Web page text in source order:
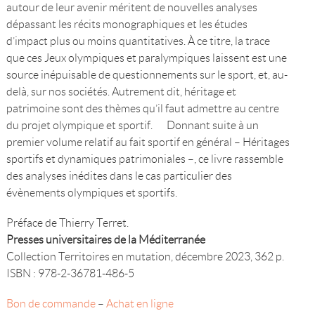
autour de leur avenir méritent de nouvelles analyses
dépassant les récits monographiques et les études
d’impact plus ou moins quantitatives. À ce titre, la trace
que ces Jeux olympiques et paralympiques laissent est une
source inépuisable de questionnements sur le sport, et, au-
delà, sur nos sociétés. Autrement dit, héritage et
patrimoine sont des thèmes qu’il faut admettre au centre
du projet olympique et sportif. Donnant suite à un
premier volume relatif au fait sportif en général – Héritages
sportifs et dynamiques patrimoniales –, ce livre rassemble
des analyses inédites dans le cas particulier des
évènements olympiques et sportifs.
Préface de Thierry Terret.
Presses universitaires de la Méditerranée
Collection Territoires en mutation, décembre 2023, 362 p.
ISBN : 978-2-36781-486-5
Bon de commande– Achat en ligne